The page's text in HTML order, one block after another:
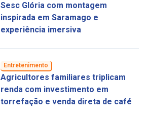
Sesc Glória com montagem
inspirada em Saramago e
experiência imersiva
Entretenimento
Agricultores familiares triplicam
renda com investimento em
torrefação e venda direta de café